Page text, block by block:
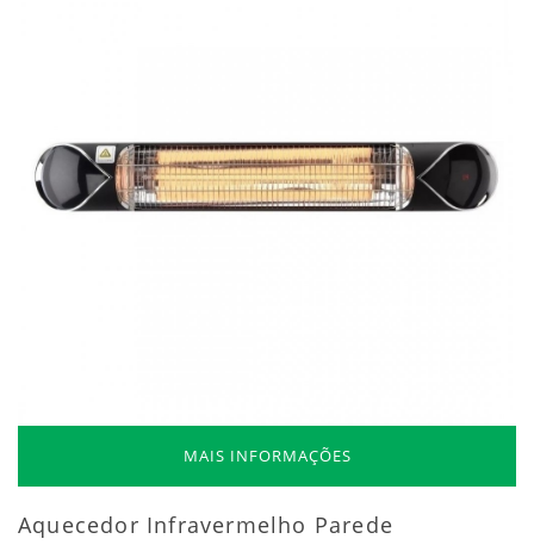
MAIS INFORMAÇÕES
Aquecedor Infravermelho Parede